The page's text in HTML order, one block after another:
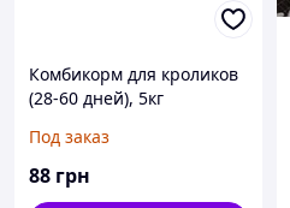
Комбикорм для кроликов
(28-60 дней), 5кг
Под заказ
88 грн